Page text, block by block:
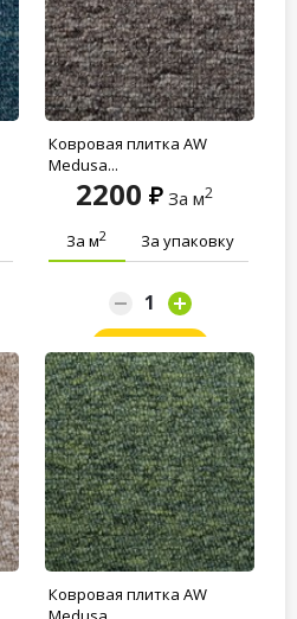
Ковровая плитка AW
Medusa...
2200 За м2
За м2 За упаковку
Ковровая плитка AW